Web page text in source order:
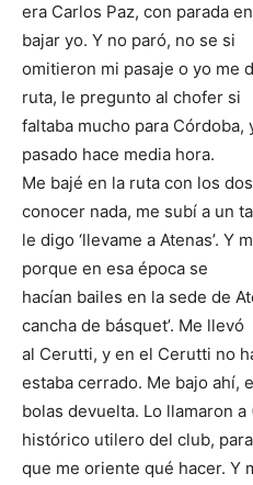
era Carlos Paz, con parada
bajar yo. Y no paró, no se si
omitieron mi pasaje o yo me
ruta, le pregunto al chofer si
faltaba mucho para Córdoba,
pasado hace media hora.
Me bajé en la ruta con los
conocer nada, me subí a un
le digo ‘llevame a Atenas’. Y
porque en esa época se
hacían bailes en la sede de
cancha de básquet’. Me llevó
al Cerutti, y en el Cerutti no
estaba cerrado. Me bajo ahí,
bolas devuelta. Lo llamaron
histórico utilero del club, para
que me oriente qué hacer. Y